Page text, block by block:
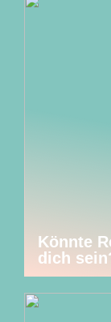
Könnte
dich